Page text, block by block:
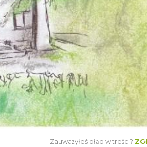
Zauważyłeś błąd w treści?